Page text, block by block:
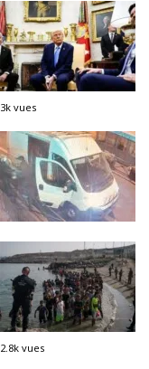
3k vues
2.8k vues